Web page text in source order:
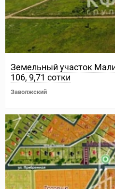
Земельный участок
106, 9,71 сотки
Заволжский